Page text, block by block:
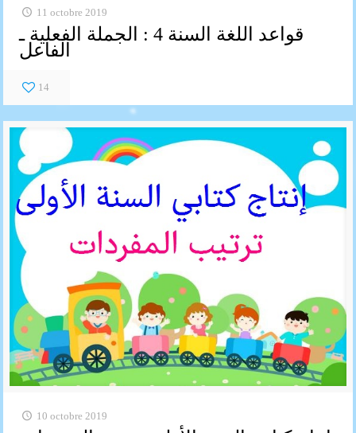
11 octobre 2019
قواعد اللغة السنة 4 : الجملة الفعلية ـ
الفاعل
14
10 octobre 2019